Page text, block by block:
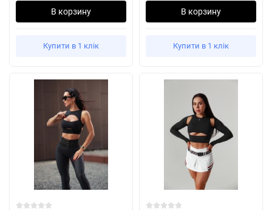
В корзину
Купити в 1 клік
В корзину
Купити в 1 клік